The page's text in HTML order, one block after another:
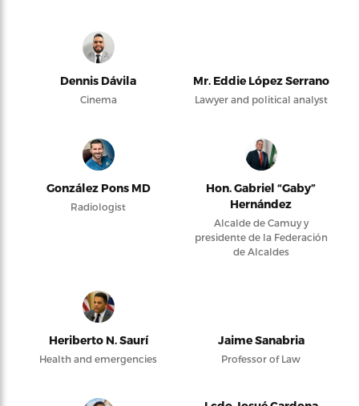
Dennis Dávila
Cinema
Mr. Eddie López Serrano
Lawyer and political analyst
González Pons MD
Radiologist
Hon. Gabriel “Gaby”
Hernández
Alcalde de Camuy y
presidente de la Federación
de Alcaldes
Heriberto N. Saurí
Health and emergencies
Jaime Sanabria
Professor of Law